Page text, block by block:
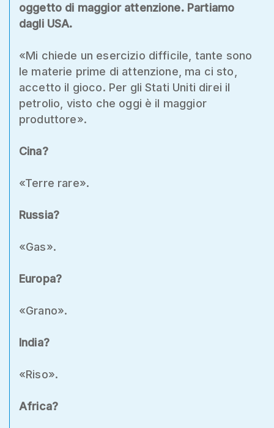
oggetto di maggior attenzione. Partiamo
dagli USA.
«Mi chiede un esercizio difficile, tante sono
le materie prime di attenzione, ma ci sto,
accetto il gioco. Per gli Stati Uniti direi il
petrolio, visto che oggi è il maggior
produttore».
Cina?
«Terre rare».
Russia?
«Gas».
Europa?
«Grano».
India?
«Riso».
Africa?